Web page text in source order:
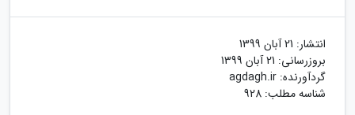
انتشار: 21 آبان 1399
بروزرسانی: 21 آبان 1399
گردآورنده: agdagh.ir
شناسه مطلب: 928